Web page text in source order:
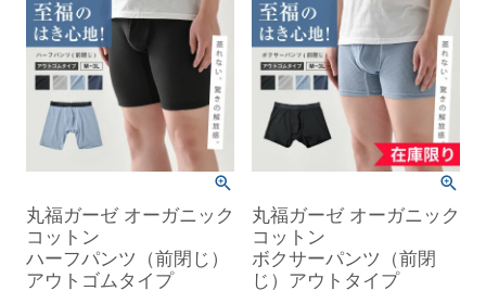
丸福ガーゼ オーガニック
コットン
ハーフパンツ（前閉じ）
アウトゴムタイプ
丸福ガーゼ オーガニック
コットン
ボクサーパンツ（前閉
じ）アウトタイプ